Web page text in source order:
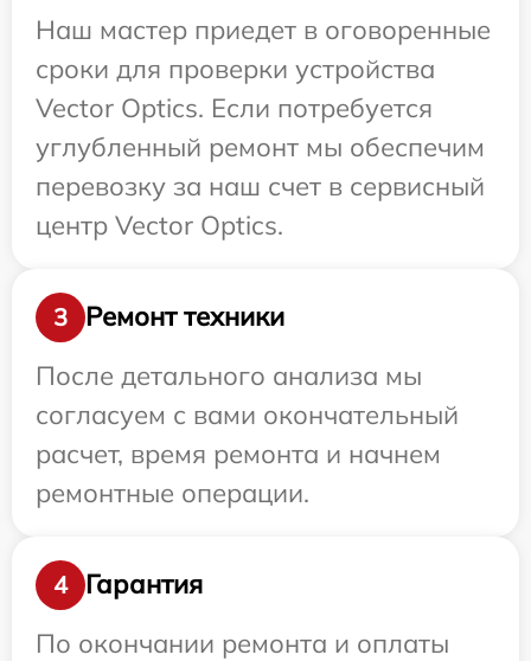
Наш мастер приедет в оговоренные
сроки для проверки устройства
Vector Optics. Если потребуется
углубленный ремонт мы обеспечим
перевозку за наш счет в сервисный
центр Vector Optics.
3
Ремонт техники
После детального анализа мы
согласуем с вами окончательный
расчет, время ремонта и начнем
ремонтные операции.
4
Гарантия
По окончании ремонта и оплаты